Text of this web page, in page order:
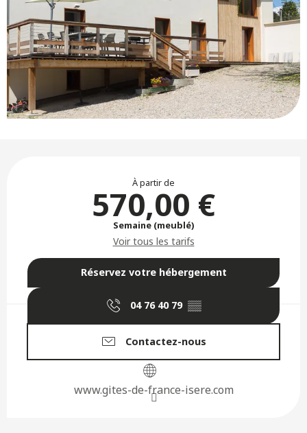
Ouverture et coordonnées
À partir de
570,00 €
Semaine (meublé)
Voir tous les tarifs
Réservez votre hébergement
04 76 40 79 ▒▒
Contactez-nous
www.gites-de-france-isere.com